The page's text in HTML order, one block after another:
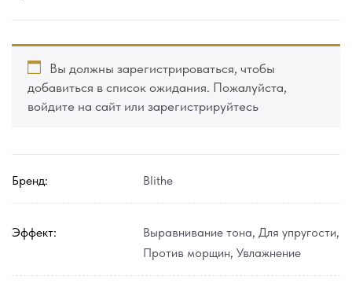
Вы должны зарегистрироваться, чтобы
добавиться в список ожидания. Пожалуйста,
войдите на сайт или зарегистрируйтесь
Бренд: Blithe
Эффект: Выравнивание тона, Для упругости,
Против морщин,Увлажнение